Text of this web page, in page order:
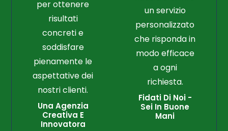
per ottenere
risultati
concreti e
soddisfare
pienamente le
aspettative dei
nostri clienti.
Una Agenzia
Creativa E
Innovatora
un servizio
personalizzato
che risponda in
modo efficace
a ogni
richiesta.
Fidati Di Noi -
Sei In Buone
Mani